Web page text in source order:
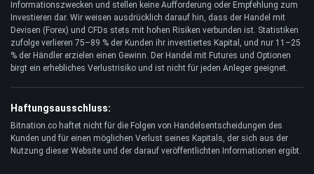
Informationszwecken und stellen keine Aufforderung oder Empfehlung zum
Investieren dar. Wir weisen ausdrücklich darauf hin, dass der Handel mit
Devisen (Forex) und CFDs stets mit hohen Risiken verbunden ist. Statistiken
zufolge verlieren 75–89 % der Kunden ihr investiertes Kapital, und nur 11–25
% der Händler erzielen einen Gewinn. Der Handel mit Futures und Optionen
birgt ein erhebliches Verlustrisiko und ist nicht für jeden Anleger geeignet.
Haftungsausschluss:
Bitnation.co haftet nicht für die Folgen von Handelsentscheidungen des
Kunden und für einen möglichen Verlust seines Kapitals, der sich aus der
Nutzung dieser Website und der darauf veröffentlichten Informationen ergibt.